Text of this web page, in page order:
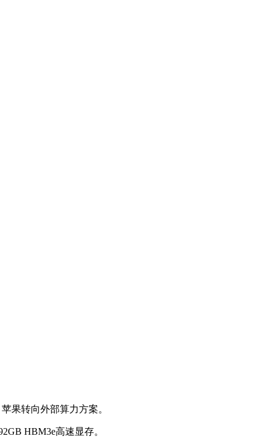
果转向外部算力方案。
HBM3e高速显存。